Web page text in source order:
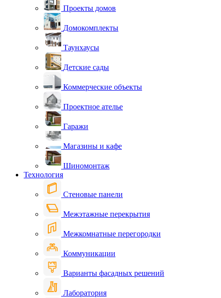
Проекты домов
Домокомплекты
Таунхаусы
Детские сады
Коммерческие объекты
Проектное ателье
Гаражи
Магазины и кафе
Шиномонтаж
Технология
Стеновые панели
Межэтажные перекрытия
Межкомнатные перегородки
Коммуникации
Варианты фасадных решений
Лаборатория